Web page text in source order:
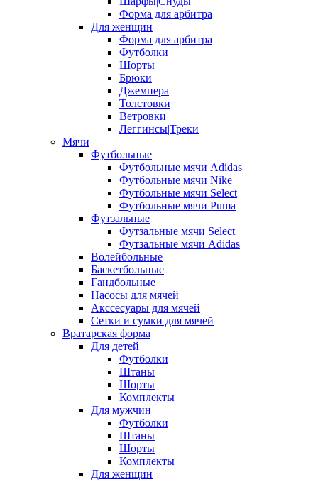
Форма для арбитра
Для женщин
Форма для арбитра
Футболки
Шорты
Брюки
Джемпера
Толстовки
Ветровки
Леггинсы|Треки
Мячи
Футбольные
Футбольные мячи Adidas
Футбольные мячи Nike
Футбольные мячи Select
Футбольные мячи Puma
Футзальные
Футзальные мячи Select
Футзальные мячи Adidas
Волейбольные
Баскетбольные
Гандбольные
Насосы для мячей
Акссесуары для мячей
Сетки и сумки для мячей
Вратарская форма
Для детей
Футболки
Штаны
Шорты
Комплекты
Для мужчин
Футболки
Штаны
Шорты
Комплекты
Для женщин